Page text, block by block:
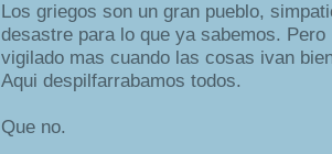
Los griegos son un gran pueblo,
desastre para lo que ya sabemos.
vigilado mas cuando las cosas ivan
Aqui despilfarrabamos todos.
Que no.